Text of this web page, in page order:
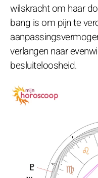
wilskracht om haar
bang is om pijn te
verlangen naar
besluiteloosheid.